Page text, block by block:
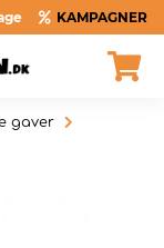
KAMPAGNER
gaver